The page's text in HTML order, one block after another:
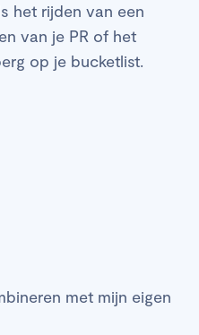
het rijden van een
van je PR of het
op je bucketlist.
met mijn eigen